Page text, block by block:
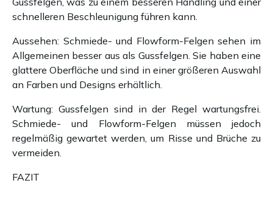
schnelleren Beschleunigung führen kann.
Aussehen: Schmiede- und Flowform-Felgen sehen im
Allgemeinen besser aus als Gussfelgen. Sie haben eine
glattere Oberfläche und sind in einer größeren Auswahl
an Farben und Designs erhältlich.
Wartung: Gussfelgen sind in der Regel wartungsfrei.
Schmiede- und Flowform-Felgen müssen jedoch
regelmäßig gewartet werden, um Risse und Brüche zu
vermeiden.
FAZIT